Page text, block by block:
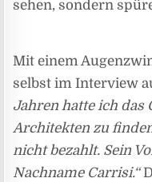
sehen, sondern
Mit einem
selbst im Interview
Jahren hatte ich das
Architekten zu
nicht bezahlt. Sein
Nachname Carrisi.“